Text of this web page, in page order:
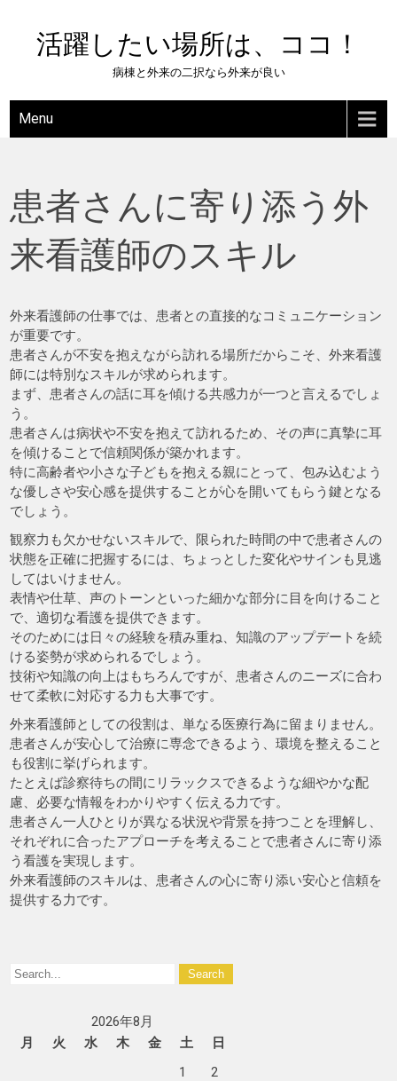
content活躍したい場所は、ココ！
病棟と外来の二択なら外来が良い
Menu
患者さんに寄り添う外
来看護師のスキル
外来看護師の仕事では、患者との直接的なコミュニケーション
が重要です。
患者さんが不安を抱えながら訪れる場所だからこそ、外来看護
師には特別なスキルが求められます。
まず、患者さんの話に耳を傾ける共感力が一つと言えるでしょ
う。
患者さんは病状や不安を抱えて訪れるため、その声に真摯に耳
を傾けることで信頼関係が築かれます。
特に高齢者や小さな子どもを抱える親にとって、包み込むよう
な優しさや安心感を提供することが心を開いてもらう鍵となる
でしょう。
観察力も欠かせないスキルで、限られた時間の中で患者さんの
状態を正確に把握するには、ちょっとした変化やサインも見逃
してはいけません。
表情や仕草、声のトーンといった細かな部分に目を向けること
で、適切な看護を提供できます。
そのためには日々の経験を積み重ね、知識のアップデートを続
ける姿勢が求められるでしょう。
技術や知識の向上はもちろんですが、患者さんのニーズに合わ
せて柔軟に対応する力も大事です。
外来看護師としての役割は、単なる医療行為に留まりません。
患者さんが安心して治療に専念できるよう、環境を整えること
も役割に挙げられます。
たとえば診察待ちの間にリラックスできるような細やかな配
慮、必要な情報をわかりやすく伝える力です。
患者さん一人ひとりが異なる状況や背景を持つことを理解し、
それぞれに合ったアプローチを考えることで患者さんに寄り添
う看護を実現します。
外来看護師のスキルは、患者さんの心に寄り添い安心と信頼を
提供する力です。
2026年8月
月
火 水 木 金 土
日
1
2